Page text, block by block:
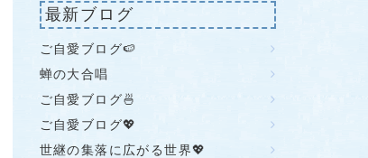
最新ブログ
ご自愛ブログ🍉
蝉の大合唱
ご自愛ブログ🍜
ご自愛ブログ💖
世継の集落に広がる世界💖